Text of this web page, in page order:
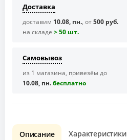
Доставка
доставим 10.08, пн., от500 руб.
на складе > 50 шт.
Самовывоз
из 1 магазина, привезём до
10.08, пн.бесплaтно
Описание Характеристики